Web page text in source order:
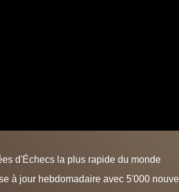
d'Échecs la plus rapide du monde
à jour hebdomadaire avec 5'000